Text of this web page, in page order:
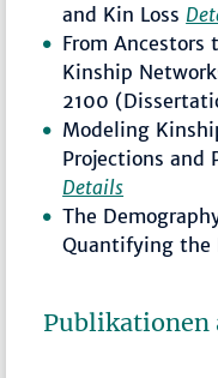
and Kin Loss
From Ancestors
Kinship
2100
Modeling
Projections and
Details
The
Quantifying the
Publikationen